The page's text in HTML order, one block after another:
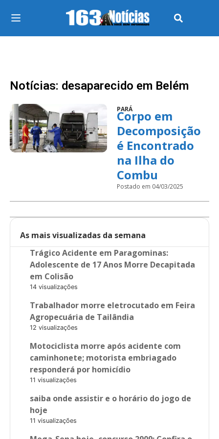
Notícias: desaparecido em Belém
PARÁ
Corpo em
Decomposição
é Encontrado
na Ilha do
Combu
Postado em 04/03/2025
As mais visualizadas da semana
Trágico Acidente em Paragominas:
Adolescente de 17 Anos Morre Decapitada
em Colisão
14 visualizações
Trabalhador morre eletrocutado em Feira
Agropecuária de Tailândia
12 visualizações
Motociclista morre após acidente com
caminhonete; motorista embriagado
responderá por homicídio
11 visualizações
saiba onde assistir e o horário do jogo de
hoje
11 visualizações